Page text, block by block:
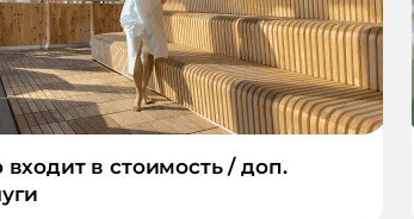
входит в стоимость / доп.